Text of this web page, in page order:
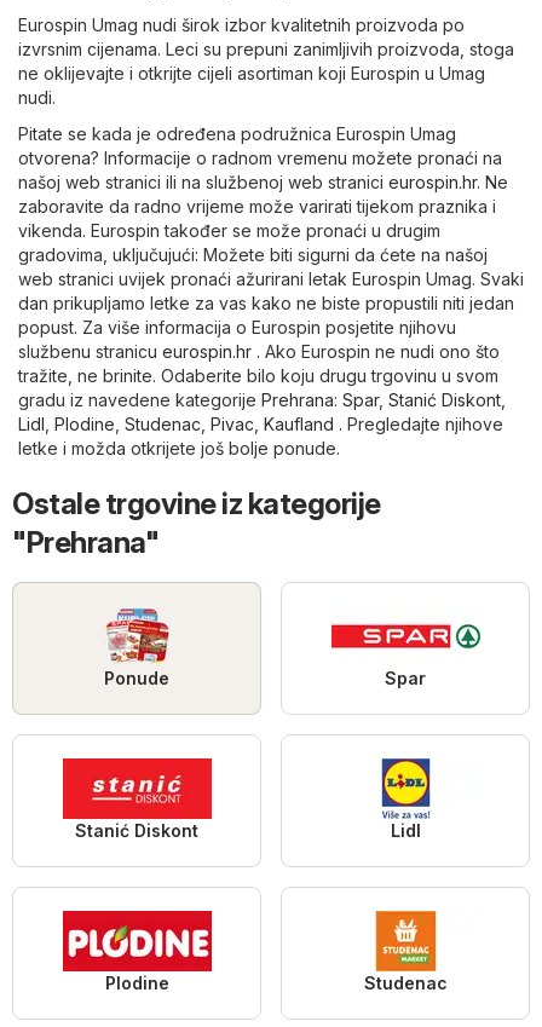
Eurospin Umag nudi širok izbor kvalitetnih proizvoda po
izvrsnim cijenama. Leci su prepuni zanimljivih proizvoda, stoga
ne oklijevajte i otkrijte cijeli asortiman koji Eurospin u Umag
nudi.
Pitate se kada je određena podružnica Eurospin Umag
otvorena? Informacije o radnom vremenu možete pronaći na
našoj web stranici ili na službenoj web stranici eurospin.hr. Ne
zaboravite da radno vrijeme može varirati tijekom praznika i
vikenda. Eurospin također se može pronaći u drugim
gradovima, uključujući: Možete biti sigurni da ćete na našoj
web stranici uvijek pronaći ažurirani letak Eurospin Umag. Svaki
dan prikupljamo letke za vas kako ne biste propustili niti jedan
popust. Za više informacija o Eurospin posjetite njihovu
službenu stranicu eurospin.hr . Ako Eurospin ne nudi ono što
tražite, ne brinite. Odaberite bilo koju drugu trgovinu u svom
gradu iz navedene kategorije Prehrana: Spar, Stanić Diskont
Lidl Plodine Studenac Pivac Kaufland . Pregledajte njihove
letke i možda otkrijete još bolje ponude.
Ostale trgovine iz kategorije
"Prehrana"
Ponude Spar
Stanić Diskont Lidl
Plodine Studenac